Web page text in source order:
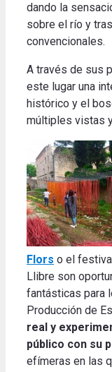
dando la
sobre el río y
convencionales.
A través de sus
este lugar una
histórico y el
múltiples vistas
Flors o el
Llibre son
fantásticas para
Producción de
real y
público con su
efímeras en las